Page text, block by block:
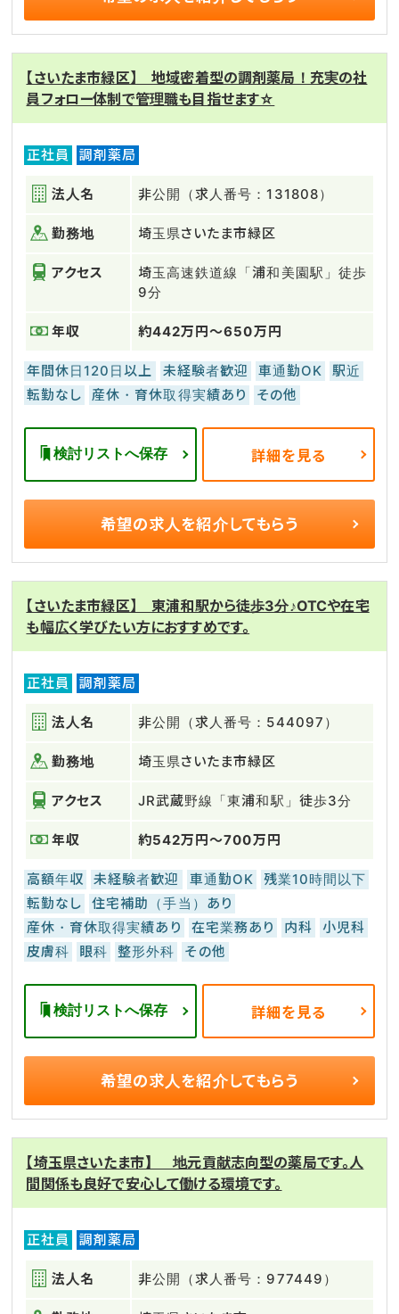
【さいたま市緑区】 地域密着型の調剤薬局！充実の社
員フォロー体制で管理職も目指せます☆
正社員 調剤薬局
法人名 非公開（求人番号：131808）
勤務地 埼玉県さいたま市緑区
アクセス
埼玉高速鉄道線「浦和美園駅」徒歩
9分
年収 約442万円～650万円
年間休日120日以上 未経験者歓迎 車通勤OK
駅近
転勤なし
産休・育休取得実績あり その他
検討リストへ保存 詳細を見る
希望の求人を紹介してもらう
【さいたま市緑区】 東浦和駅から徒歩3分♪OTCや在宅
も幅広く学びたい方におすすめです。
正社員 調剤薬局
法人名 非公開（求人番号：544097）
勤務地 埼玉県さいたま市緑区
アクセス JR武蔵野線「東浦和駅」徒歩3分
年収 約542万円～700万円
高額年収 未経験者歓迎 車通勤OK
残業10時間以下
転勤なし
住宅補助（手当）あり
産休・育休取得実績あり
在宅業務あり 内科
小児科
皮膚科
眼科 整形外科 その他
検討リストへ保存 詳細を見る
希望の求人を紹介してもらう
【埼玉県さいたま市】 地元貢献志向型の薬局です。人
間関係も良好で安心して働ける環境です。
正社員 調剤薬局
法人名 非公開（求人番号：977449）